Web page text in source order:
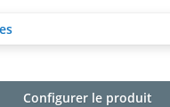
Configurer le produit